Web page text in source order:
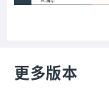
更多版本